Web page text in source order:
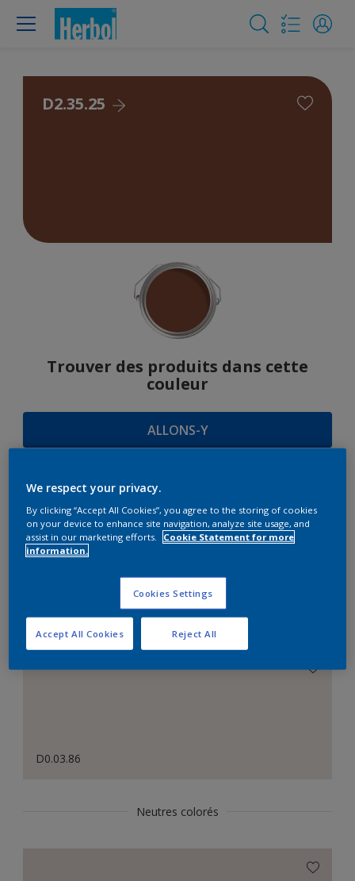
D2.35.25
Trouver des produits dans cette
couleur
ALLONS-Y
SUGGESTIONS
D'HARMONIES
Le Blanc Parfait
D0.03.86
Neutres colorés
We respect your privacy.
By clicking “Accept All Cookies”, you agree to the storing of cookies
on your device to enhance site navigation, analyze site usage, and
assist in our marketing efforts.
Cookie Statement for more
information.
Cookies Settings
Reject All
Accept All Cookies